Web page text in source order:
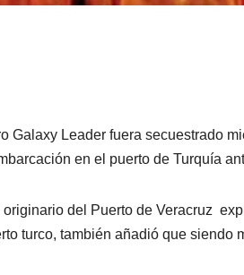
Galaxy Leader fuera secuestrado
en el puerto de Turquía
del Puerto de Veracruz
turco, también añadió que siendo